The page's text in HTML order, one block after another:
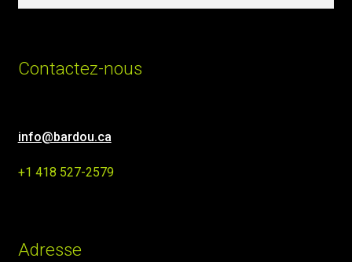
Contactez-nous
info@bardou.ca
+1 418 527-2579
Adresse